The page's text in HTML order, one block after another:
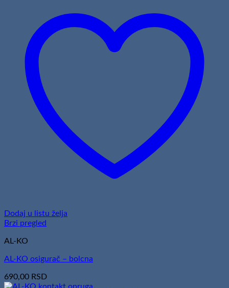
Dodaj u listu želja
Brzi pregled
AL-KO
AL-KO osigurač – bolcna
690,00 RSD